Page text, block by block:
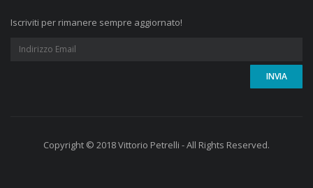
Iscriviti per rimanere sempre aggiornato!
Copyright © 2018 Vittorio Petrelli - All Rights Reserved.